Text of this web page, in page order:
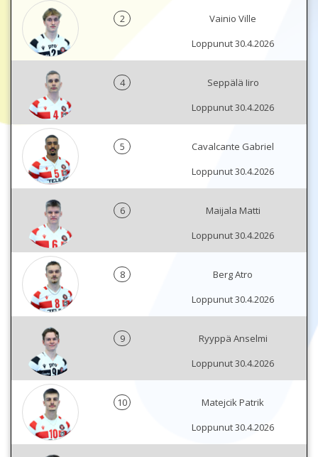
2
Vainio Ville
Loppunut 30.4.2026
4
Seppälä Iiro
Loppunut 30.4.2026
5
Cavalcante Gabriel
Loppunut 30.4.2026
6
Maijala Matti
Loppunut 30.4.2026
8
Berg Atro
Loppunut 30.4.2026
9
Ryyppä Anselmi
Loppunut 30.4.2026
10
Matejcik Patrik
Loppunut 30.4.2026